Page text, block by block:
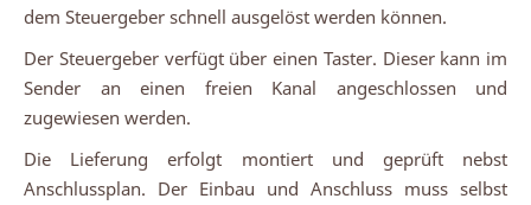
dem Steuergeber schnell ausgelöst werden können.
Der Steuergeber verfügt über einen Taster. Dieser kann im
Sender an einen freien Kanal angeschlossen und
zugewiesen werden.
Die Lieferung erfolgt montiert und geprüft nebst
Anschlussplan. Der Einbau und Anschluss muss selbst